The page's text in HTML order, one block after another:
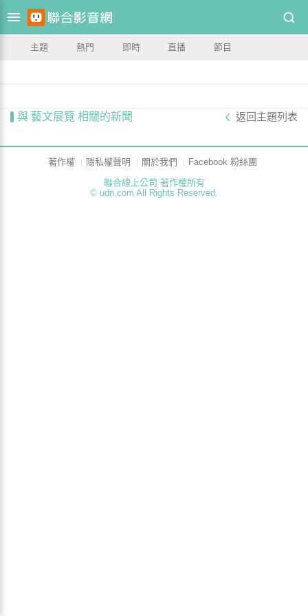
主題 熱門 即時 直播 節目
與 藝文展覽 相關的新聞 返回主題列表
著作權 隱私權聲明 關於我們
Facebook 粉絲團
聯合線上公司 著作權所有
© udn.com All Rights Reserved.